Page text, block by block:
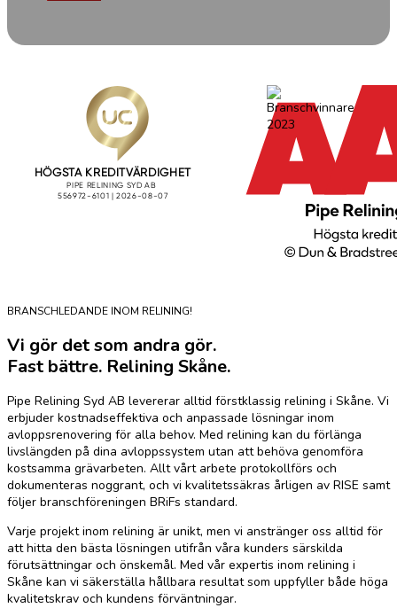
BRANSCHLEDANDE INOM RELINING!
Vi gör det som andra gör.
Fast bättre. Relining Skåne.
Pipe Relining Syd AB levererar alltid förstklassig relining i Skåne. Vi
erbjuder kostnadseffektiva och anpassade lösningar inom
avloppsrenovering för alla behov. Med relining kan du förlänga
livslängden på dina avloppssystem utan att behöva genomföra
kostsamma grävarbeten. Allt vårt arbete protokollförs och
dokumenteras noggrant, och vi kvalitetssäkras årligen av RISE samt
följer branschföreningen BRiFs standard.
Varje projekt inom relining är unikt, men vi anstränger oss alltid för
att hitta den bästa lösningen utifrån våra kunders särskilda
förutsättningar och önskemål. Med vår expertis inom relining i
Skåne kan vi säkerställa hållbara resultat som uppfyller både höga
kvalitetskrav och kundens förväntningar.